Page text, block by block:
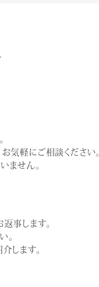
気軽にご相談ください。
ません。
事します。
。
します。